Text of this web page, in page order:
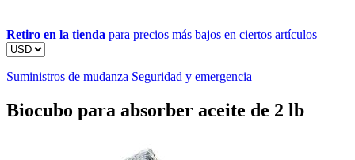
Retiro en la tienda para precios más bajos en ciertos artículos
Suministros de mudanza Seguridad y emergencia
Biocubo para absorber aceite de 2 lb